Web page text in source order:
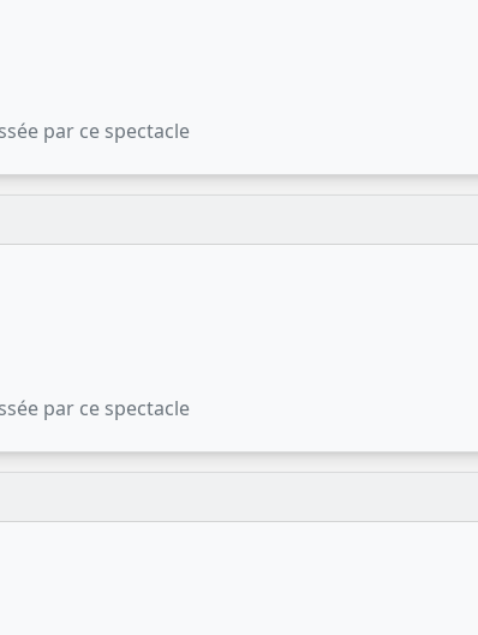
par ce spectacle
par ce spectacle